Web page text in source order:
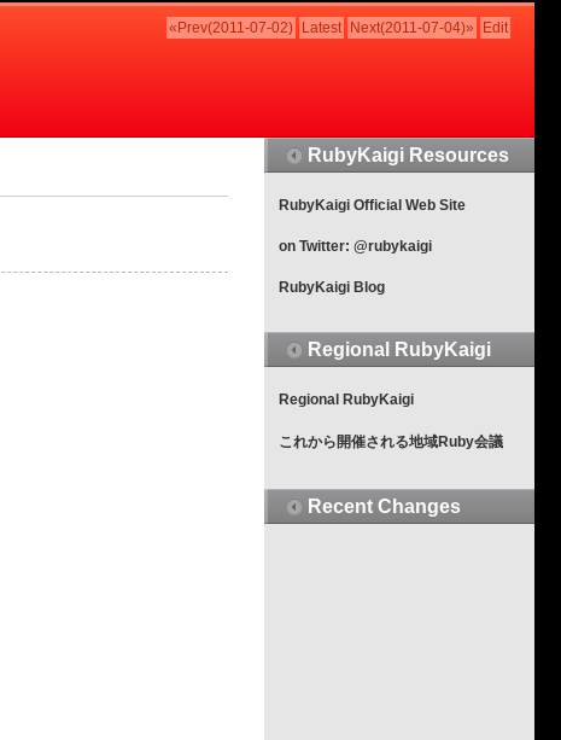
RubyKaigi Resources
RubyKaigi Official Web Site
on Twitter: @rubykaigi
RubyKaigi Blog
Regional RubyKaigi
Regional RubyKaigi
これから開催される地域Ruby会議
Recent Changes
«Prev(2011-07-02) Latest Next(2011-07-04)» Edit